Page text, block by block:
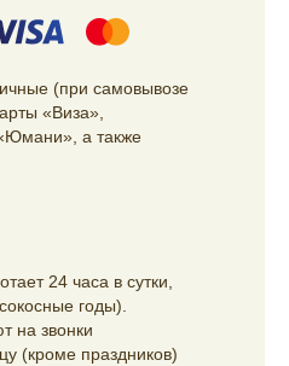
(при самовывозе
«Виза»,
а также
24 часа в сутки,
годы).
на звонки
(кроме праздников)